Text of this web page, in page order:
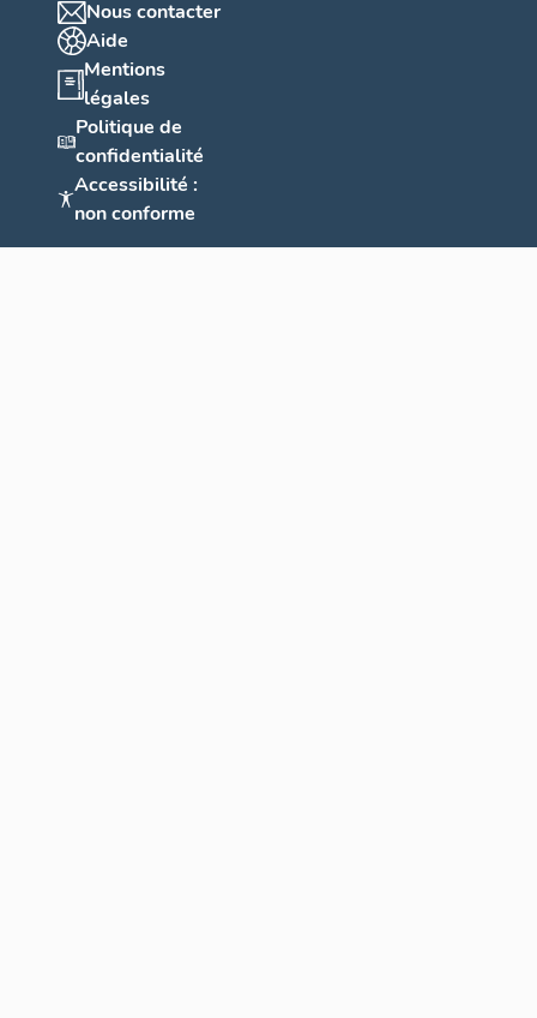
Nous contacter
Aide
Mentions
légales
Politique de
confidentialité
Accessibilité :
non conforme